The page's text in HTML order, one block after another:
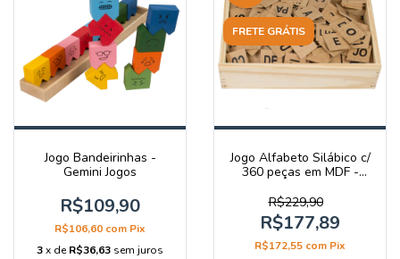
Jogo Bandeirinhas -
Gemini Jogos
R$109,90
R$106,60 com Pix
3x deR$36,63 sem juros
FRETE GRÁTIS
Jogo Alfabeto Silábico c/
360 peças em MDF -
R$229,90
R$177,89
R$172,55 com Pix